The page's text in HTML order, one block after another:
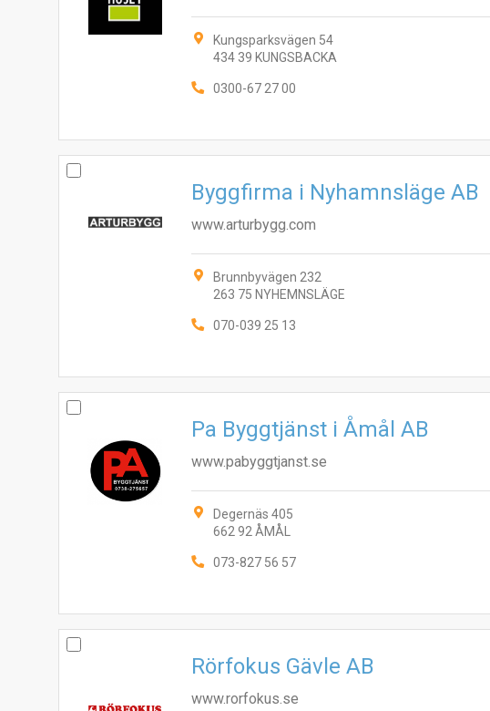
Kungsparksvägen 54
434 39 KUNGSBACKA
0300-67 27 00
Byggfirma i Nyhamnsläge AB
www.arturbygg.com
Brunnbyvägen 232
263 75 NYHEMNSLÄGE
070-039 25 13
Pa Byggtjänst i Åmål AB
www.pabyggtjanst.se
Degernäs 405
662 92 ÅMÅL
073-827 56 57
Rörfokus Gävle AB
www.rorfokus.se